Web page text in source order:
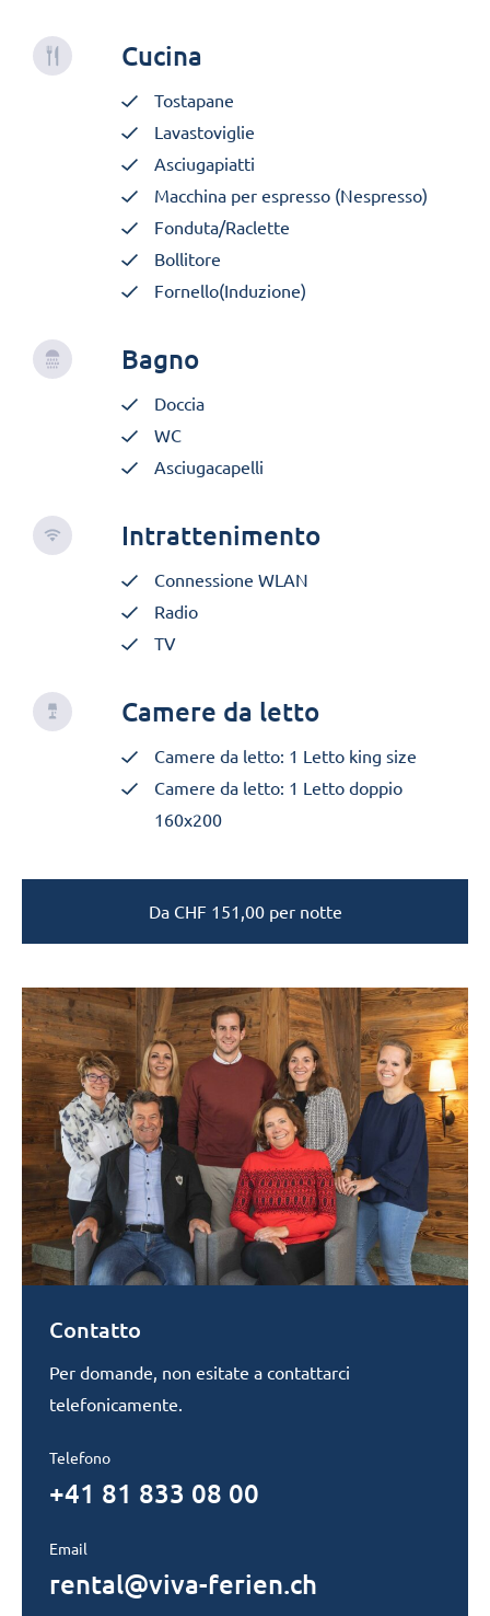
Cucina
Tostapane
Lavastoviglie
Asciugapiatti
Macchina per espresso (Nespresso)
Fonduta/Raclette
Bollitore
Fornello(Induzione)
Bagno
Doccia
WC
Asciugacapelli
Intrattenimento
Connessione WLAN
Radio
TV
Camere da letto
Camere da letto: 1 Letto king size
Camere da letto: 1 Letto doppio
160x200
Da CHF 151,00per notte
Contatto
Per domande, non esitate a contattarci
telefonicamente.
Telefono
+41 81 833 08 00
Email
rental@viva-ferien.ch